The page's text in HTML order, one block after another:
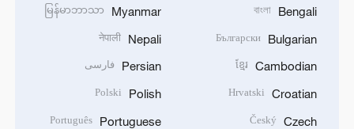
Bengali
বাংলা
Bulgarian
Български
Cambodian
ខ្មែរ
Croatian
Hrvatski
Czech
Český
Myanmar
မြန်မာဘာသာ
Nepali
नेपाली
Persian فارسی
Polish
Polski
Portuguese
Português